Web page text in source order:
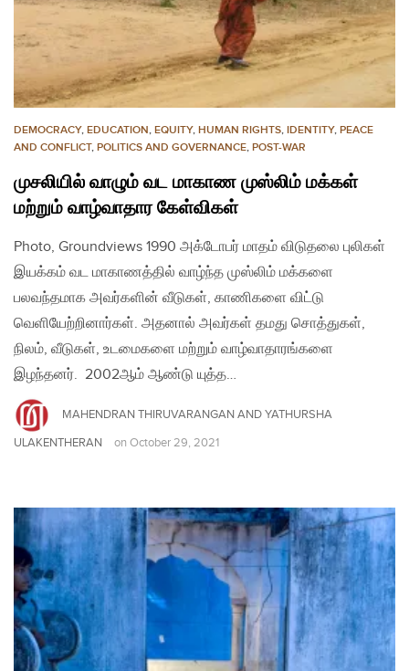
DEMOCRACY, EDUCATION, EQUITY, HUMAN RIGHTS, IDENTITY, PEACE
AND CONFLICT, POLITICS AND GOVERNANCE, POST-WAR
முசலியில் வாழும் வட மாகாண முஸ்லிம் மக்கள்
மற்றும் வாழ்வாதார கேள்விகள்
Photo, Groundviews 1990 அக்டோபர் மாதம் விடுதலை புலிகள்
இயக்கம் வட மாகாணத்தில் வாழ்ந்த முஸ்லிம் மக்களை
பலவந்தமாக அவர்களின் வீடுகள், காணிகளை விட்டு
வெளியேற்றினார்கள். அதனால் அவர்கள் தமது சொத்துகள்,
நிலம், வீடுகள், உடமைகளை மற்றும் வாழ்வாதாரங்களை
இழந்தனர். 2002ஆம் ஆண்டு யுத்த…
MAHENDRAN THIRUVARANGAN AND YATHURSHA
ULAKENTHERAN
on October 29, 2021